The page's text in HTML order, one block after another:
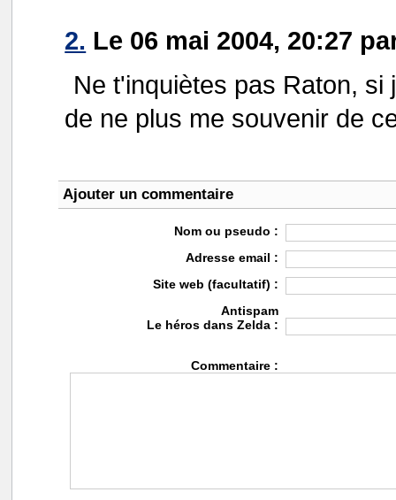
2. Le 06 mai 2004, 20:27
Ne t'inquiètes pas Raton,
de ne plus me souvenir de
Ajouter un commentaire
Nom ou pseudo :
Adresse email :
Site web (facultatif) :
Antispam
Le héros dans Zelda :
Commentaire :